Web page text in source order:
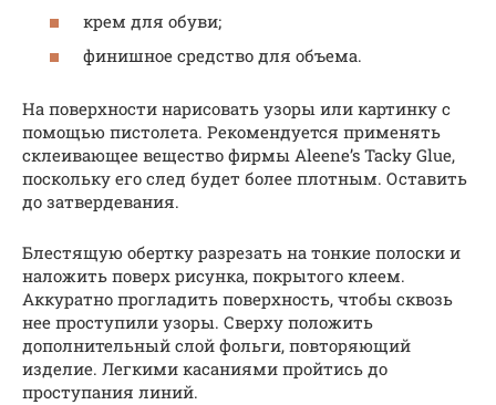
крем для обуви;
финишное средство для объема.
На поверхности нарисовать узоры или картинку с
помощью пистолета. Рекомендуется применять
склеивающее вещество фирмы Aleene’s Tacky Glue,
поскольку его след будет более плотным. Оставить
до затвердевания.
Блестящую обертку разрезать на тонкие полоски и
наложить поверх рисунка, покрытого клеем.
Аккуратно прогладить поверхность, чтобы сквозь
нее проступили узоры. Сверху положить
дополнительный слой фольги, повторяющий
изделие. Легкими касаниями пройтись до
проступания линий.